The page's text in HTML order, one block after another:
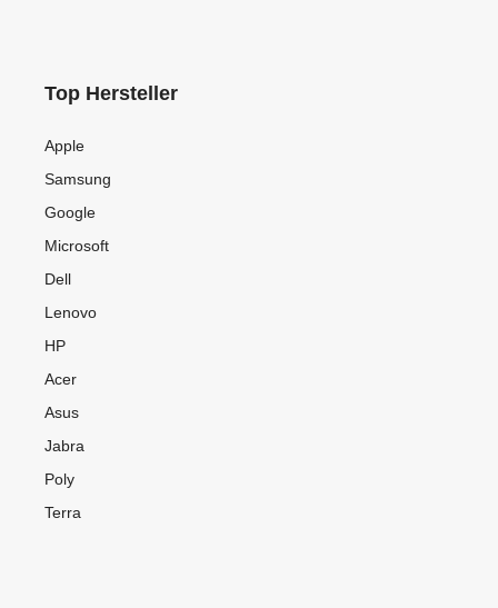
Top Hersteller
Apple
Samsung
Google
Microsoft
Dell
Lenovo
HP
Acer
Asus
Jabra
Poly
Terra